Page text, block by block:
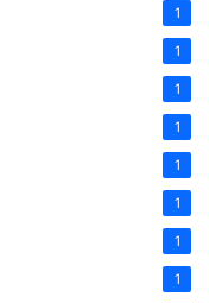
1
1
1
1
1
1
1
1